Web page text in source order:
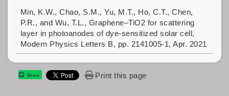
Min, K.W., Chao, S.M., Yu, M.T., Ho, C.T., Chen,
P.R., and Wu, T.L., Graphene–TiO2 for scattering
layer in photoanodes of dye-sensitized solar cell,
Modern Physics Letters B, pp. 2141005-1, Apr. 2021
Share Print this page